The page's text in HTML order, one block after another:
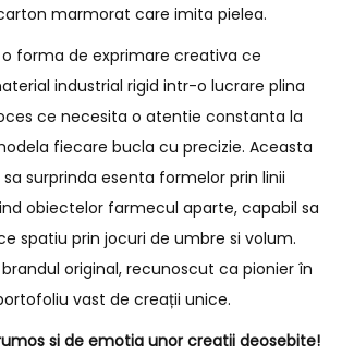
marmorat care imita pielea.
forma de exprimare creativa ce
industrial rigid intr-o lucrare plina
ce necesita o atentie constanta la
fiecare bucla cu precizie. Aceasta
surprinda esenta formelor prin linii
obiectelor farmecul aparte, capabil sa
spatiu prin jocuri de umbre si volum.
original, recunoscut ca pionier în
vast de creații unice.
si de emotia unor creatii deosebite!